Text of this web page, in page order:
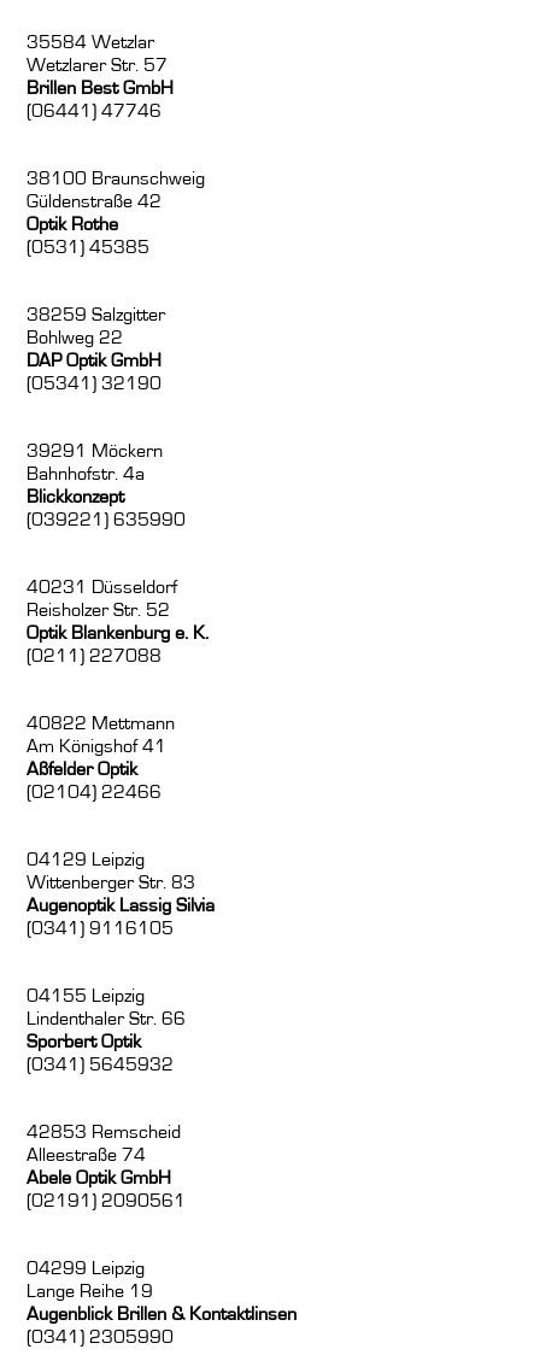
35584 Wetzlar
Wetzlarer Str. 57
Brillen Best GmbH
(06441) 47746
38100 Braunschweig
Güldenstraße 42
Optik Rothe
(0531) 45385
38259 Salzgitter
Bohlweg 22
DAP Optik GmbH
(05341) 32190
39291 Möckern
Bahnhofstr. 4a
Blickkonzept
(039221) 635990
40231 Düsseldorf
Reisholzer Str. 52
Optik Blankenburg e. K.
(0211) 227088
40822 Mettmann
Am Königshof 41
Aßfelder Optik
(02104) 22466
04129 Leipzig
Wittenberger Str. 83
Augenoptik Lassig Silvia
(0341) 9116105
04155 Leipzig
Lindenthaler Str. 66
Sporbert Optik
(0341) 5645932
42853 Remscheid
Alleestraße 74
Abele Optik GmbH
(02191) 2090561
04299 Leipzig
Lange Reihe 19
Augenblick Brillen & Kontaktlinsen
(0341) 2305990